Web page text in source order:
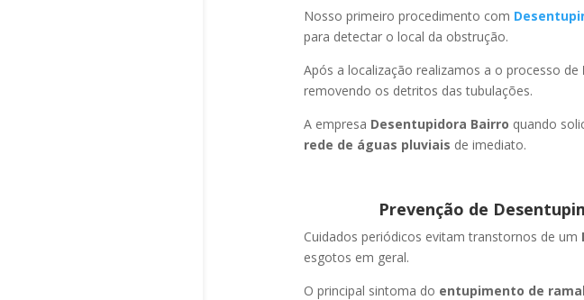
Nosso primeiro procedimento com
para detectar o local da obstrução.
Após a localização realizamos a o processo de
removendo os detritos das tubulações.
A empresa Desentupidora Bairro quando
rede de águas pluviais de imediato.
Prevenção de
Cuidados periódicos evitam transtornos de um
esgotos em geral.
O principal sintoma do entupimento de